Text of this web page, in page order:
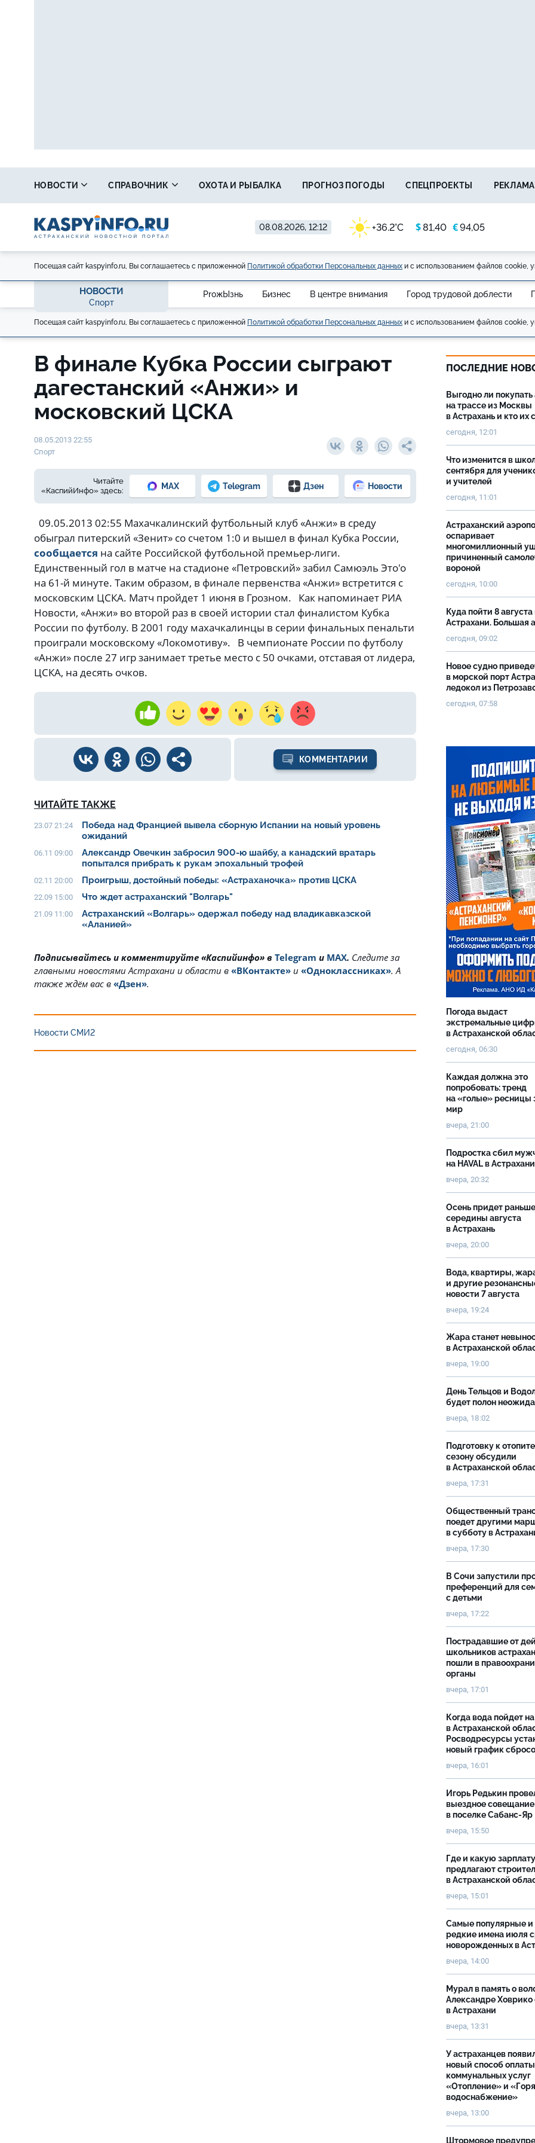
08.08.2026, 12:12 +36.2°C $81,40 €94,05
НОВОСТИ СПРАВОЧНИК ОХОТА И РЫБАЛКА ПРОГНОЗ ПОГОДЫ СПЕЦПРОЕКТЫ
Посещая сайт kaspyinfo.ru, Вы соглашаетесь с приложенной Политикой обработки Персональных данных и с использованием файлов cookie,
НОВОСТИ
Спорт
ProжЫзнь Бизнес В центре внимания Город трудовой доблести
Посещая сайт kaspyinfo.ru, Вы соглашаетесь с приложенной Политикой обработки Персональных данных и с использованием файлов cookie,
В финале Кубка России сыграют
дагестанский «Анжи» и
московский ЦСКА
08.05.2013 22:55
Спорт
Читайте
«КаспийИнфо» здесь:
MAX Telegram Дзен Новости
09.05.2013 02:55 Махачкалинский футбольный клуб «Анжи» в среду
обыграл питерский «Зенит» со счетом 1:0 и вышел в финал Кубка России,
сообщается на сайте Российской футбольной премьер-лиги.
Единственный гол в матче на стадионе «Петровский» забил Самюэль Это'о
на 61-й минуте. Таким образом, в финале первенства «Анжи» встретится с
московским ЦСКА. Матч пройдет 1 июня в Грозном. Как напоминает РИА
Новости, «Анжи» во второй раз в своей истории стал финалистом Кубка
России по футболу. В 2001 году махачкалинцы в серии финальных пенальти
проиграли московскому «Локомотиву». В чемпионате России по футболу
«Анжи» после 27 игр занимает третье место с 50 очками, отставая от лидера,
ЦСКА, на десять очков.
КОММЕНТАРИИ
ЧИТАЙТЕ ТАКЖЕ
23.07 21:24
Победа над Францией вывела сборную Испании на новый уровень
ожиданий
06.11 09:00
Александр Овечкин забросил 900-ю шайбу, а канадский вратарь
попытался прибрать к рукам эпохальный трофей
02.11 20:00 Проигрыш, достойный победы: «Астраханочка» против ЦСКА
22.09 15:00 Что ждет астраханский "Волгарь"
21.09 11:00
Астраханский «Волгарь» одержал победу над владикавказской
«Аланией»
Подписывайтесь и комментируйте «Каспийинфо» в Telegram и MAX. Cледите за
главными новостями Астрахани и области в «ВКонтакте» и «Одноклассниках». А
также ждём вас в «Дзен».
Новости СМИ2
ПОСЛЕДНИЕ
Выгодно ли
на трассе из Москвы
в Астрахань и кто их
сегодня, 12:01
Что изменится в
сентября для
и учителей
сегодня, 11:01
Астраханский
оспаривает
многомиллионный
причиненный
вороной
сегодня, 10:00
Куда пойти 8 августа
Астрахани. Большая
сегодня, 09:02
Новое судно
в морской порт
ледокол из
сегодня, 07:58
Погода выдаст
экстремальные
в Астраханской
сегодня, 06:30
Каждая должна это
попробовать: тренд
на «голые» ресницы
мир
вчера, 21:00
Подростка сбил
на HAVAL в Астрахани
вчера, 20:32
Осень придет раньше
середины августа
в Астрахань
вчера, 20:00
Вода, квартиры,
и другие
новости 7 августа
вчера, 19:24
Жара станет
в Астраханской
вчера, 19:00
День Тельцов и
будет полон
вчера, 18:02
Подготовку к
сезону обсудили
в Астраханской
вчера, 17:31
Общественный
поедет другими
в субботу в
вчера, 17:30
В Сочи запустили
преференций для
с детьми
вчера, 17:22
Пострадавшие от
школьников
пошли в
органы
вчера, 17:01
Когда вода пойдет
в Астраханской
Росводресурсы
новый график
вчера, 16:01
Игорь Редькин
выездное совещание
в поселке Сабанс-Яр
вчера, 15:50
Где и какую зарплату
предлагают
в Астраханской
вчера, 15:01
Самые популярные
редкие имена июля
новорожденных в
вчера, 14:00
Мурал в память о
Александре Ховрико
в Астрахани
вчера, 13:31
У астраханцев
новый способ оплаты
коммунальных услуг
«Отопление» и
водоснабжение»
вчера, 13:00
Штормовое